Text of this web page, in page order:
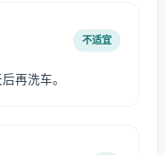
不适宜
再洗车。